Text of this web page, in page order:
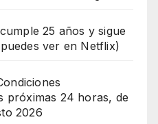
25 años y sigue
ver en Netflix)
próximas 24 horas, de
2026